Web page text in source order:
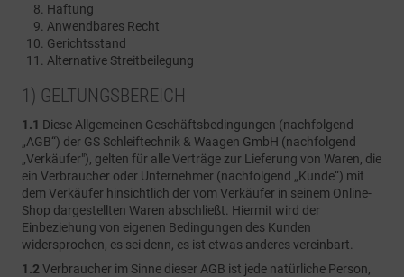
Haftung
Anwendbares Recht
Gerichtsstand
Alternative Streitbeilegung
1) GELTUNGSBEREICH
1.1 Diese Allgemeinen Geschäftsbedingungen (nachfolgend
„AGB“) der GS Schleiftechnik & Waagen GmbH (nachfolgend
„Verkäufer"), gelten für alle Verträge zur Lieferung von Waren, die
ein Verbraucher oder Unternehmer (nachfolgend „Kunde“) mit
dem Verkäufer hinsichtlich der vom Verkäufer in seinem Online-
Shop dargestellten Waren abschließt. Hiermit wird der
Einbeziehung von eigenen Bedingungen des Kunden
widersprochen, es sei denn, es ist etwas anderes vereinbart.
1.2 Verbraucher im Sinne dieser AGB ist jede natürliche Person,